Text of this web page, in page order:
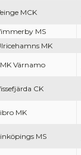
MCK
MS
MK
Värnamo
CK
MK
MS